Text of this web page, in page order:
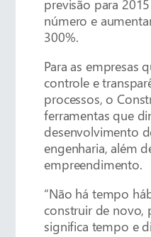
previsão para
número e
300%.
Para as empresas
controle e
processos, o
ferramentas que
desenvolvimento
engenharia, além
empreendimento.
“Não há tempo
construir de novo,
significa tempo e